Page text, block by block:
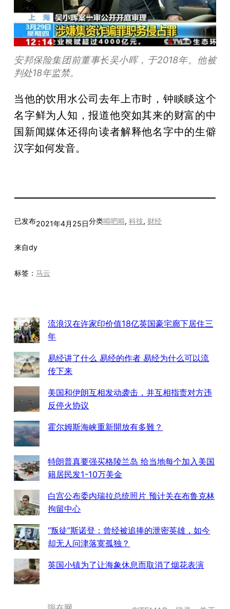
安邦保险集团前董事长吴小晖，于2018年。他被
判处18年监禁。
当他的饮用水公司去年上市时，钟睒睒这个
名字鲜为人知，报道他突如其来的财富的中
国新闻媒体还得向读者解释他名字中的生僻
汉字如何发音。
已发布2021年4月25日分类嘚吧嘚, 科技, 财经
来自dy
标签： 马云
流浪汉在许家印价值18亿英国豪宅廊下居住三
年
易经讲了什么 易经的作者 易经为什么可以流
传下来
美国和伊朗互相发动袭击，并互相指责对方违
反停火协议
霍尔姆斯海峡重新開放有多難？
特朗普真要强买格陵兰岛 给当地每个加入美国
籍居民发1-10万美金
白宫公布委内瑞拉总统照片 预计关在布鲁克林
拘留中心
“叛徒”斯诺登：曾经被追捧的泄密英雄，如今
却无人问津落寞孤独？
英国小镇为了让海象休息而取消了烟花表演